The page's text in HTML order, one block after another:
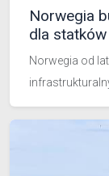
Norwegia
dla statków
Norwegia od